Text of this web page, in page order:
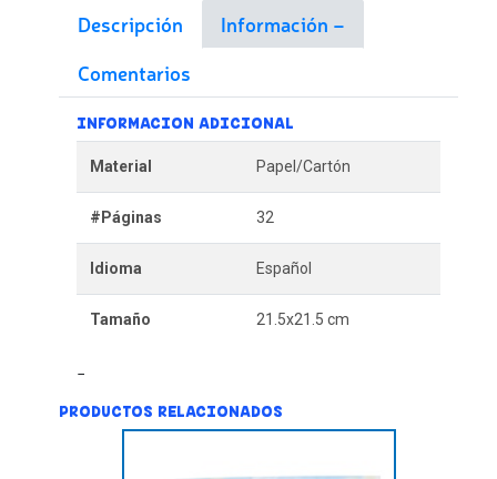
Descripción
Información
Comentarios
INFORMACION ADICIONAL
Material Papel/Cartón
#Páginas 32
Idioma Español
Tamaño 21.5x21.5 cm
PRODUCTOS RELACIONADOS